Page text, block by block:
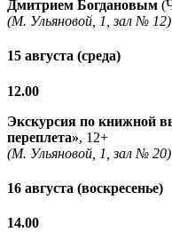
Дмитрием Богдановым
(М. Ульяновой, 1, зал № 12)
15 августа (среда)
12.00
Экскурсия по книжной
переплета», 12+
(М. Ульяновой, 1, зал № 20)
16 августа (воскресенье)
14.00